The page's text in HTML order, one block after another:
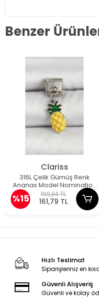
Benzer
Clariss
316L Çelik Gümüş Renk
Ananas Model Nomination
Charm
%15 190,34 TL
161,79 TL
Hızlı Teslimat
Siparişleriniz en
Güvenli Alışveriş
Güvenli ve kolay